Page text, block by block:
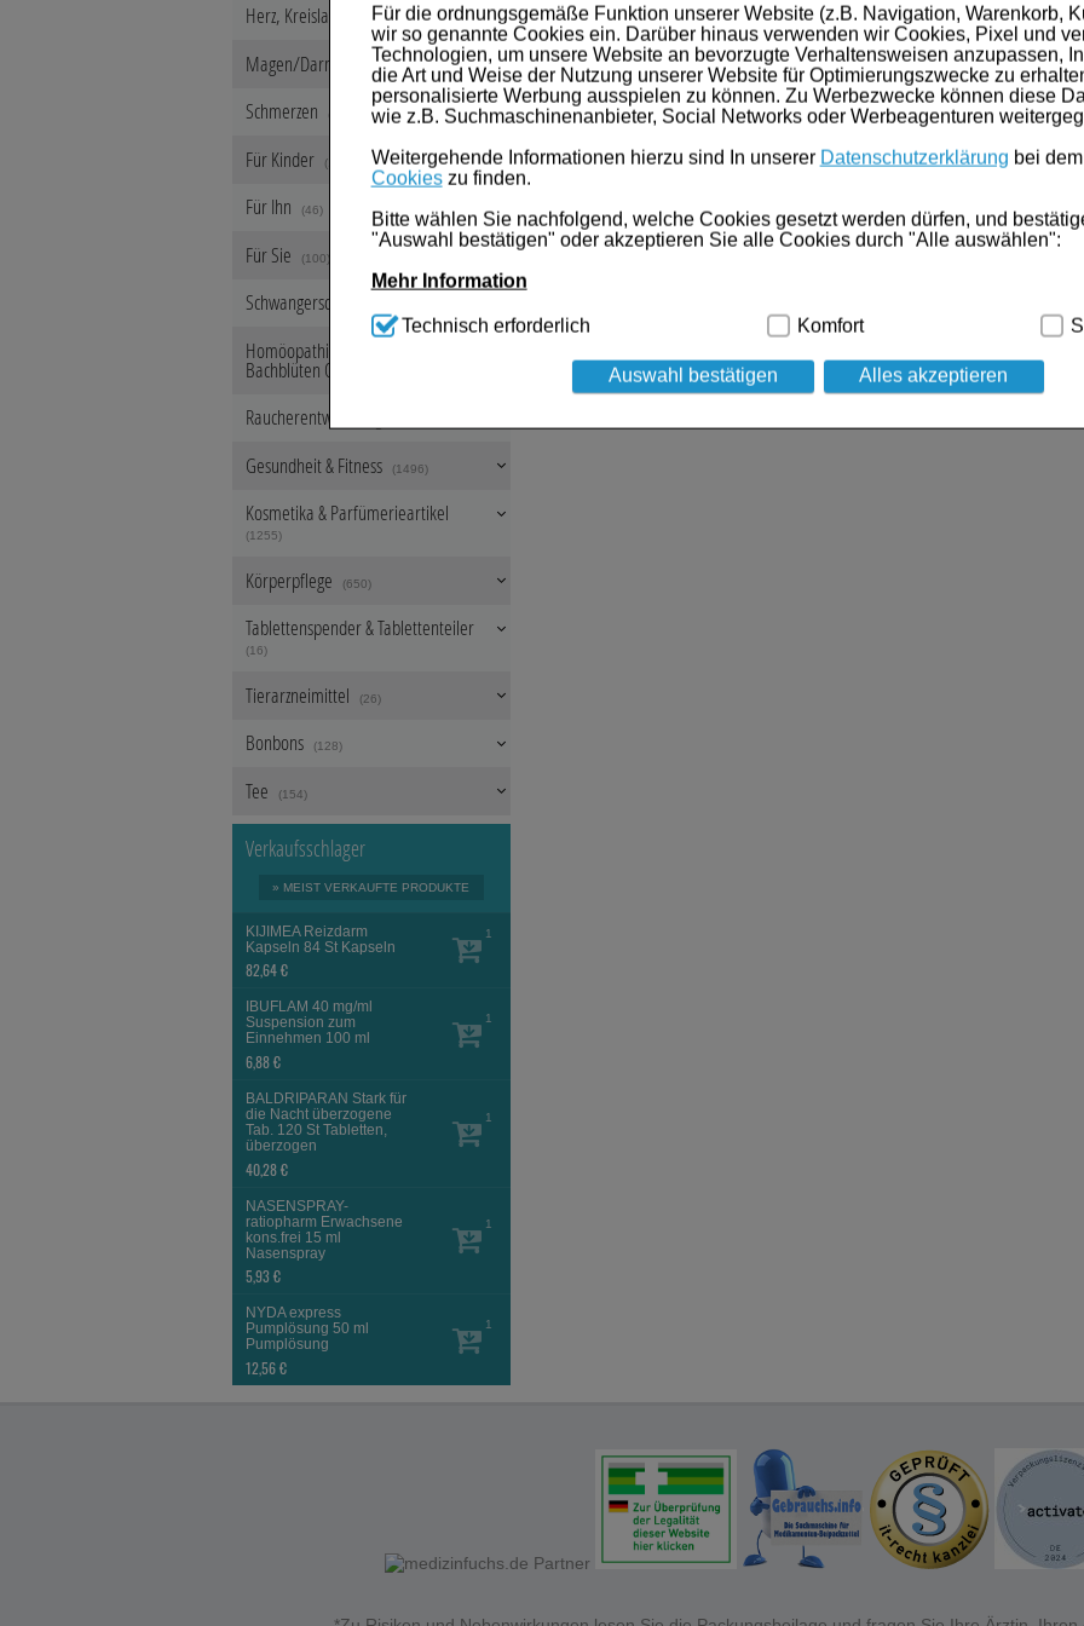
Für die ordnungsgemäße Funktion unserer Website (z.B. Navigation, Warenkorb,
wir so genannte Cookies ein. Darüber hinaus verwenden wir Cookies, Pixel und
Technologien, um unsere Website an bevorzugte Verhaltensweisen anzupassen,
die Art und Weise der Nutzung unserer Website für Optimierungszwecke zu
personalisierte Werbung ausspielen zu können. Zu Werbezwecke können diese
wie z.B. Suchmaschinenanbieter, Social Networks oder Werbeagenturen
Weitergehende Informationen hierzu sind In unserer Datenschutzerklärung bei
Cookieszu finden.
Bitte wählen Sie nachfolgend, welche Cookies gesetzt werden dürfen, und
"Auswahl bestätigen" oder akzeptieren Sie alle Cookies durch "Alle auswählen":
Mehr Information
Technisch Notwendig:Hierbei handelt es sich um Cookies, die für die
Website notwendig sind (z.B. Navigation, Warenkorb, Kundenkonto), weshalb auf
beispielsweise für die Wiedererkennung des Besuchers oder unsere Seite an
Ihre Bedürfnisse zugeschrittene Inhalte anzuzeigen und unser Partnerprogramm
Statistik & Tracking:
Website sammeln, mit deren Hilfe wir unsere Website weiter für Sie optimieren
werden.
Technisch erforderlich Komfort
Auswahl bestätigen Alles akzeptieren
Herz, Kreislauf & Gefäße (459)
Magen/Darm & Leber/Galle (626)
Schmerzen
Für Kinder (108)
Für Ihn (46)
Für Sie (100)
Schwangerschaft & Stillzeit
Homöopathie, Schüsslersalze &
Bachblüten Original
Raucherentwöhnung
Gesundheit & Fitness (1496)
Kosmetika & Parfümerieartikel
(1255)
Körperpflege (650)
Tablettenspender & Tablettenteiler
(16)
Tierarzneimittel (26)
Bonbons (128)
Tee (154)
Verkaufsschlager
» MEIST VERKAUFTE PRODUKTE
KIJIMEA Reizdarm
Kapseln84 St Kapseln
82,64 €
1
IBUFLAM 40 mg/ml
Suspension zum
Einnehmen 100 ml
6,88 €
1
BALDRIPARAN Stark für
die Nacht überzogene
Tab. 120 StTabletten,
überzogen
40,28 €
1
NASENSPRAY-
ratiopharm Erwachsene
kons.frei 15 ml
Nasenspray
5,93 €
1
NYDA express
Pumplösung50 ml
Pumplösung
12,56 €
1